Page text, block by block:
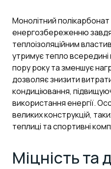
Монолітний
енергозбереженню
теплоізоляційним
утримує тепло
пору року та зменшує
дозволяє знизити
кондиціювання,
використання енергії.
великих конструкцій,
теплиці та спортивні
Міцність та